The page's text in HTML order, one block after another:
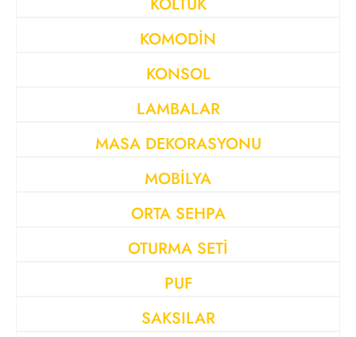
KOMODİN
KONSOL
LAMBALAR
MASA DEKORASYONU
MOBİLYA
ORTA SEHPA
OTURMA SETİ
PUF
SAKSILAR